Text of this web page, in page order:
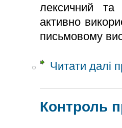
лексичний та
активно
письмовому
Читати далі
Контроль